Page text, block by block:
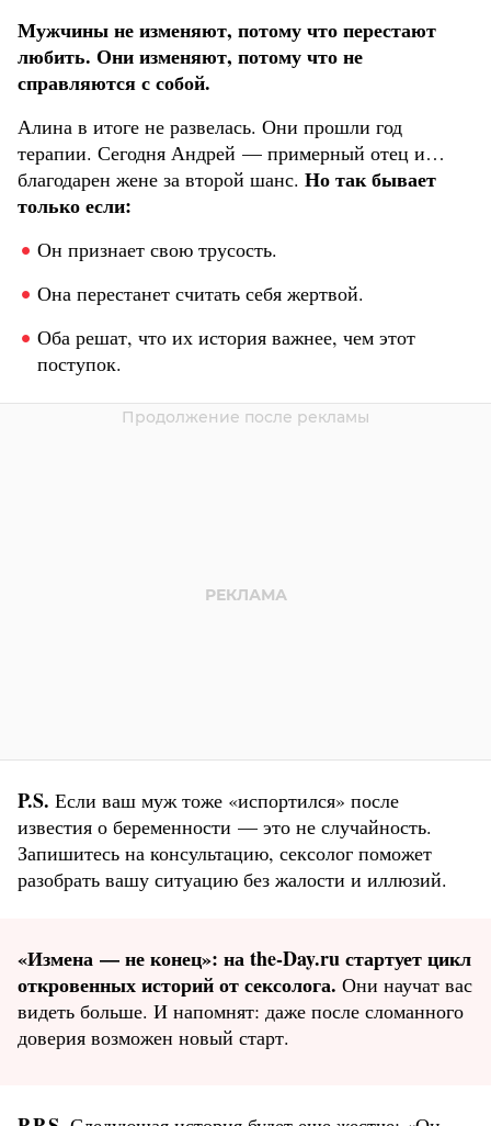
Мужчины не изменяют, потому что перестают
любить. Они изменяют, потому что не
справляются с собой.
Алина в итоге не развелась. Они прошли год
терапии. Сегодня Андрей — примерный отец и…
благодарен жене за второй шанс. Но так бывает
только если:
Он признает свою трусость.
Она перестанет считать себя жертвой.
Оба решат, что их история важнее, чем этот
поступок.
P.S. Если ваш муж тоже «испортился» после
известия о беременности — это не случайность.
Запишитесь на консультацию, сексолог поможет
разобрать вашу ситуацию без жалости и иллюзий.
«Измена — не конец»: на the-Day.ru стартует цикл
откровенных историй от сексолога. Они научат вас
видеть больше. И напомнят: даже после сломанного
доверия возможен новый старт.